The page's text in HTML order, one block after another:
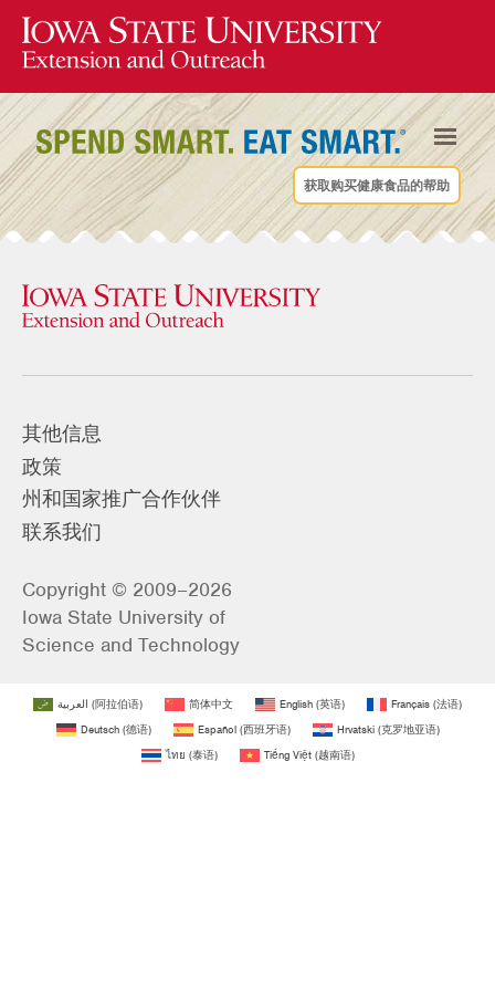
获取购买健康食品的帮助
其他信息
政策
州和国家推广合作伙伴
联系我们
Copyright © 2009–2026
Iowa State University of
Science and Technology
العربية (阿拉伯语) 简体中文 English (英语) Français (法语)
Deutsch(德语) Español(西班牙语) Hrvatski(克罗地亚语)
ไทย (泰语) Tiếng Việt(越南语)